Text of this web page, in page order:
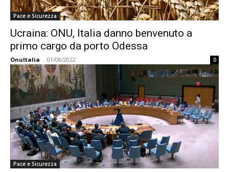
Pace e Sicurezza
Ucraina: ONU, Italia danno benvenuto a
primo cargo da porto Odessa
OnuItalia - 01/08/2022 0
Pace e Sicurezza